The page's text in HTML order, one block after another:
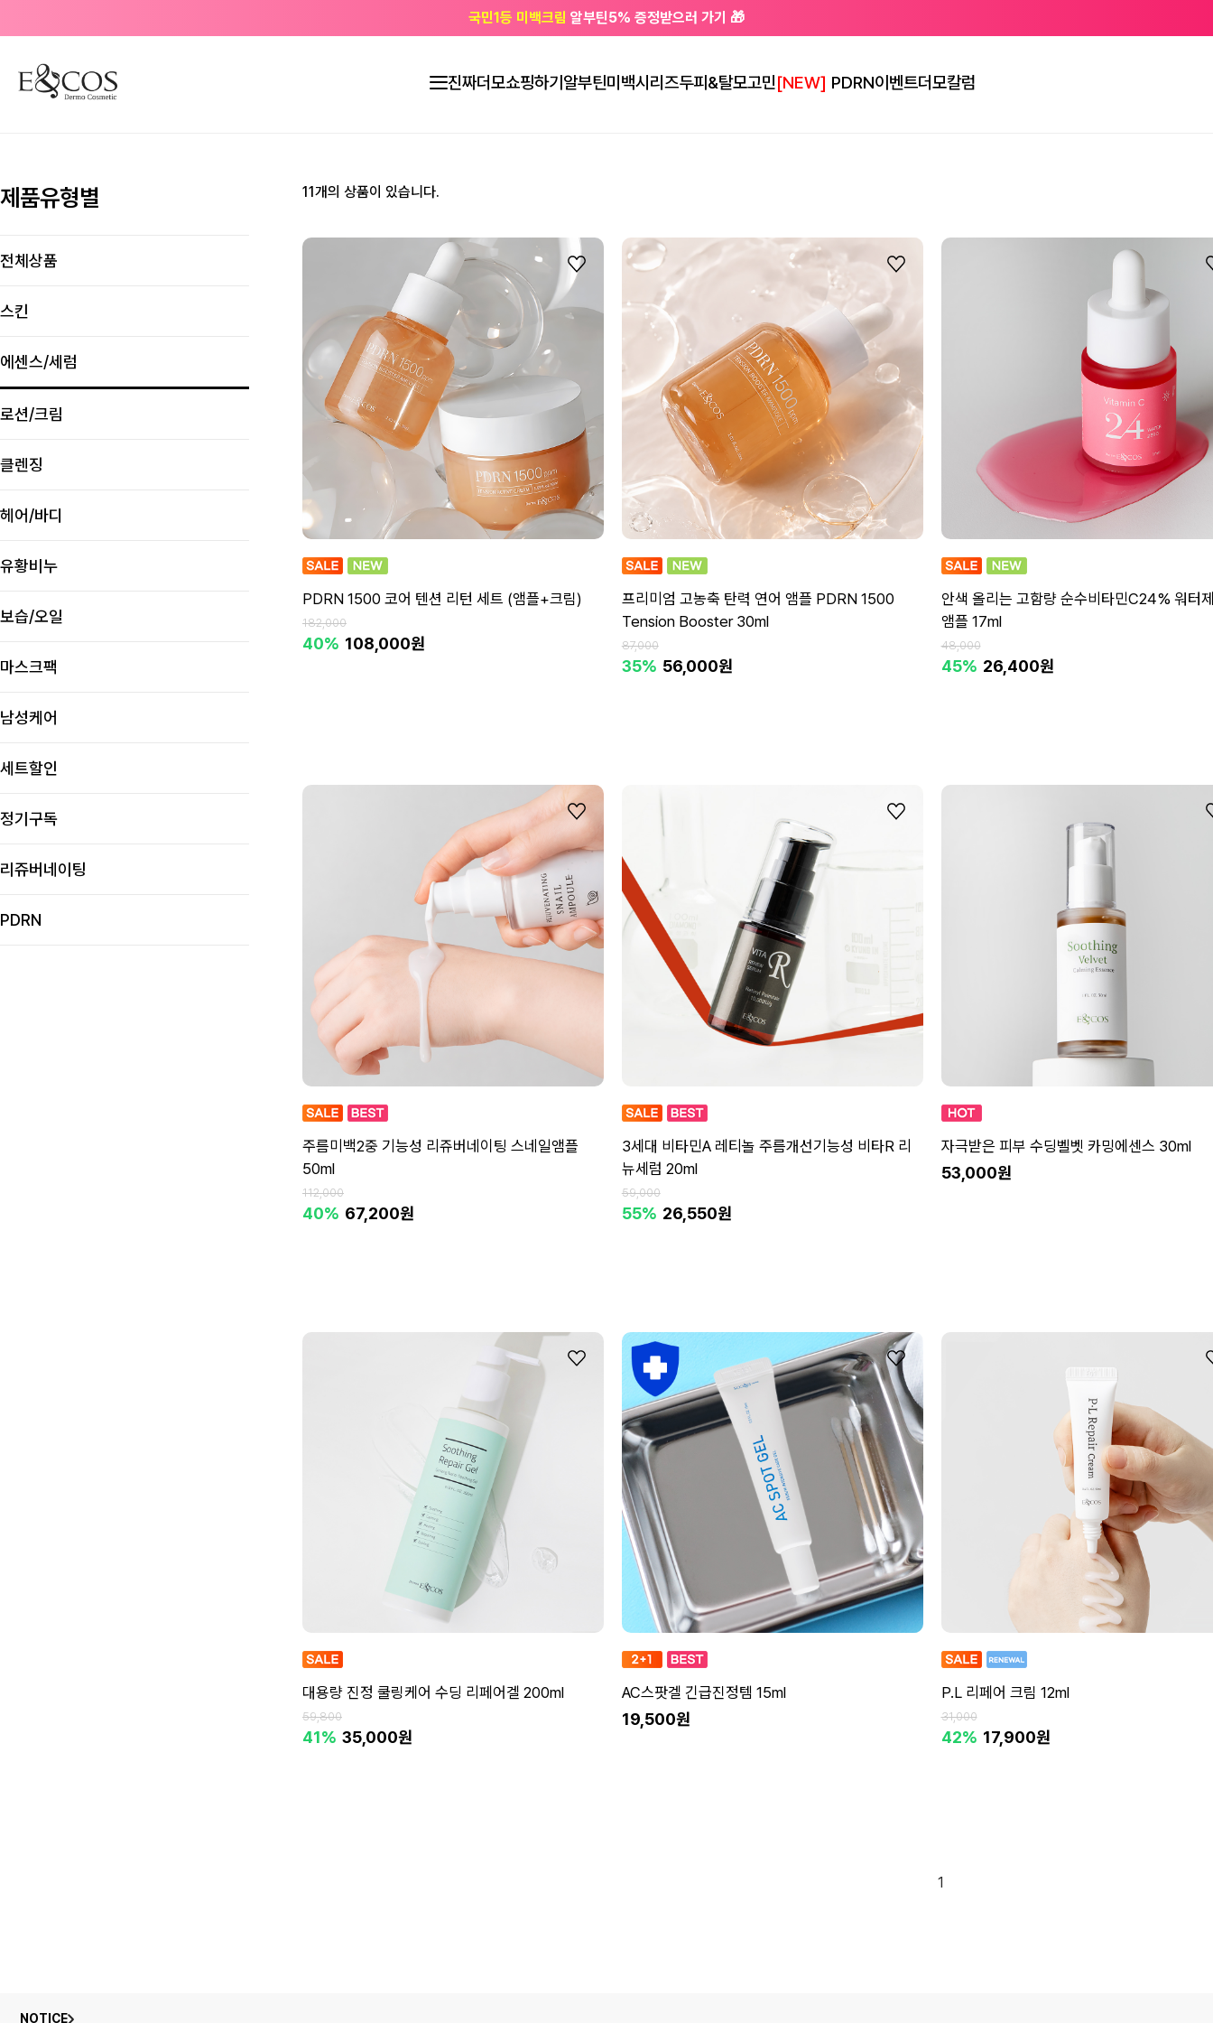
국민1등 미백크림 알부틴5% 증정받으러 가기 🎁
진짜더모쇼핑하기 알부틴미백시리즈두피&탈모고민[NEW] PDRN이벤트더모칼럼
제품유형별
전체상품
스킨
에센스/세럼
로션/크림
클렌징
헤어/바디
유황비누
보습/오일
마스크팩
남성케어
세트할인
정기구독
리쥬버네이팅
PDRN
11개의 상품이 있습니다.
PDRN 1500 코어 텐션 리턴 세트 (앰플+크림)
182,000
40% 108,000원
프리미엄 고농축 탄력 연어 앰플 PDRN 1500
Tension Booster 30ml
87,000
35% 56,000원
안색 올리는 고함량 순수비타민C24% 워터
앰플 17ml
48,000
45% 26,400원
주름미백2중 기능성 리쥬버네이팅 스네일앰플
50ml
112,000
40% 67,200원
3세대 비타민A 레티놀 주름개선기능성 비타R 리
뉴세럼 20ml
59,000
55% 26,550원
자극받은 피부 수딩벨벳 카밍에센스 30ml
53,000원
대용량 진정 쿨링케어 수딩 리페어겔 200ml
59,800
41% 35,000원
AC스팟겔 긴급진정템 15ml
19,500원
P.L 리페어 크림 12ml
31,000
42% 17,900원
1
NOTICE